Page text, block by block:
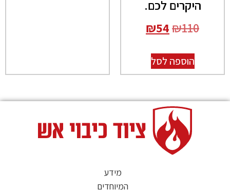
היקרים לכם.
₪110
₪54
הוספה לסל
מידע
המיוחדים